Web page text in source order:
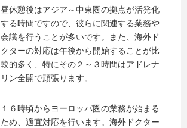
昼休憩後はアジア～中東圏の拠点が活発化
する時間ですので、彼らに関連する業務や
会議を行うことが多いです。また、海外ド
クターの対応は午後から開始することが比
較的多く、特にその２～３時間はアドレナ
リン全開で頑張ります。
１６時頃からヨーロッパ圏の業務が始まる
ため、適宜対応を行います。海外ドクター